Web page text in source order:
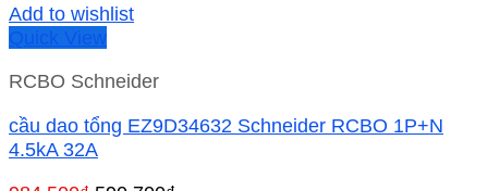
Add to wishlist
Quick View
RCBO Schneider
cầu dao tổng EZ9D34632 Schneider RCBO 1P+N
4.5kA 32A